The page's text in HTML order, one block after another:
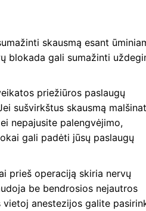
skausmą esant
blokada gali sumažinti
priežiūros paslaugų
sušvirkštus skausmą
nepajusite palengvėjimo,
gali padėti jūsų paslaugų
prieš operaciją skiria nervų
be bendrosios nejautros
vietoj anestezijos galite